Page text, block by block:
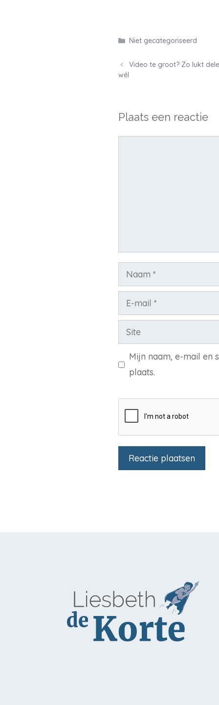
Categorieën
Niet gecategoriseerd
Post
navigation
Video te groot? Zo lukt
wél
Plaats een reactie
Naam
mail
Site
Mijn naam, e-mail en
plaats.